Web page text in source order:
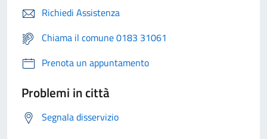
Richiedi Assistenza
Chiama il comune 0183 31061
Prenota un appuntamento
Problemi in città
Segnala disservizio